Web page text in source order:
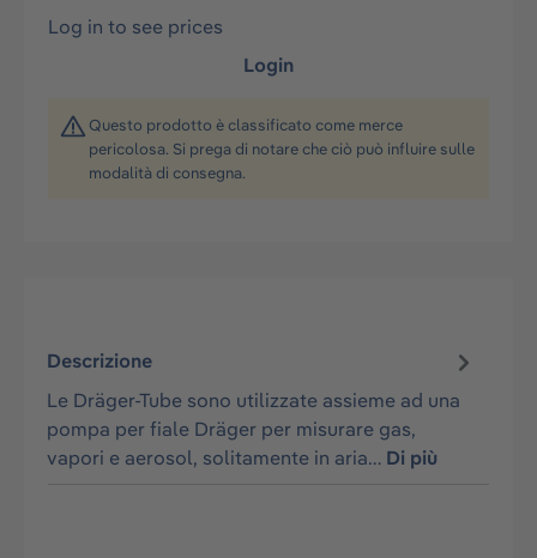
Log in to see prices
Login
Questo prodotto è classificato come merce
pericolosa. Si prega di notare che ciò può influire sulle
modalità di consegna.
Descrizione
Le Dräger-Tube sono utilizzate assieme ad una
pompa per fiale Dräger per misurare gas,
vapori e aerosol, solitamente in aria… Di più